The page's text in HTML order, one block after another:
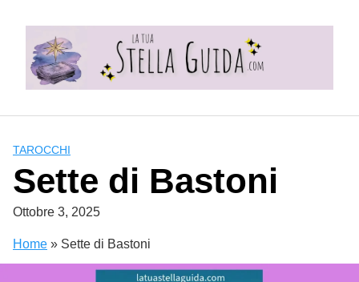
content
TAROCCHI
Sette di Bastoni
Ottobre 3, 2025
Home » Sette di Bastoni